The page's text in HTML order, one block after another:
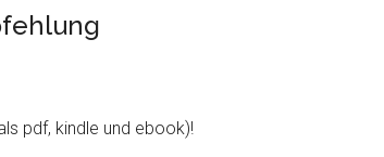
pdf, kindle und ebook)!